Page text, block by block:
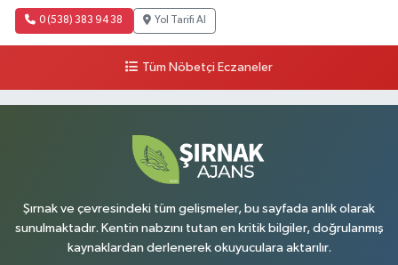
0 (538) 383 94 38 Yol Tarifi Al
Tüm Nöbetçi Eczaneler
Şırnak ve çevresindeki tüm gelişmeler, bu sayfada anlık olarak
sunulmaktadır. Kentin nabzını tutan en kritik bilgiler, doğrulanmış
kaynaklardan derlenerek okuyuculara aktarılır.